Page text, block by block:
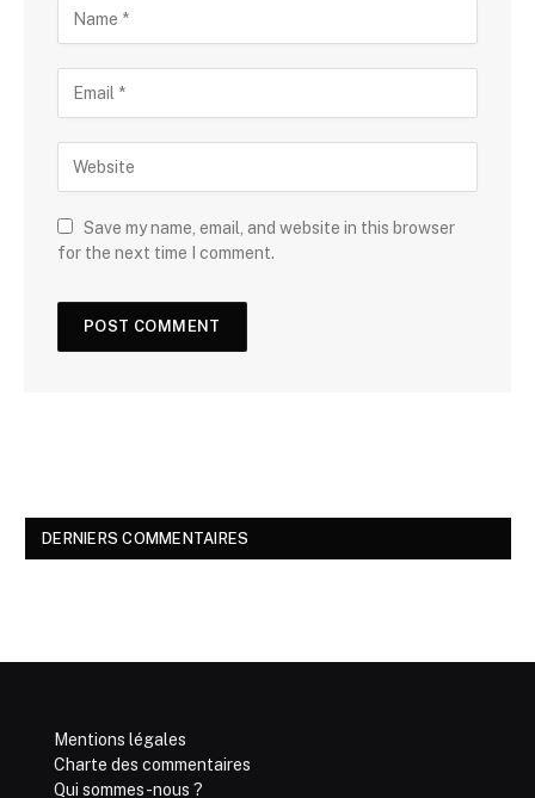
Save my name, email, and website in this browser
for the next time I comment.
DERNIERS COMMENTAIRES
Mentions légales
Charte des commentaires
Qui sommes-nous ?